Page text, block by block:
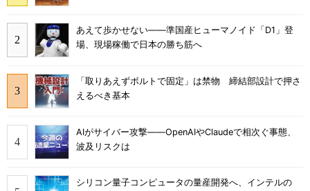
あえて歩かせない――準国産ヒューマノイド「D1」登
場、現場稼働で日本の勝ち筋へ
「取りあえずボルトで固定」は禁物 締結部設計で押さ
えるべき基本
AIがサイバー攻撃――OpenAIやClaudeで相次ぐ事態、
波及リスクは
シリコン量子コンピュータの量産開発へ、インテルの